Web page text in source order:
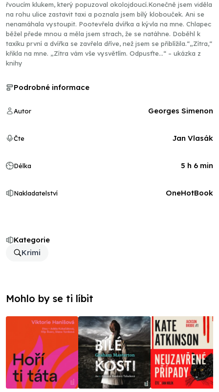
řvoucím klukem, který popuzoval okolojdoucí.Konečně jsem viděla
na rohu ulice zastavit taxi a poznala jsem bílý klobouček. Ani se
nenamáhala vystoupit. Pootevřela dvířka a kývla na mne. Chlapec
běžel přede mnou a měla jsem strach, že se natáhne. Doběhl k
taxíku první a dvířka se zavřela dříve, než jsem se přiblížila.“„Zítra,“
křikla na mne. „Zítra vám vše vysvětlím. Odpusťte…“ – ukázka z
knihy
Kategorie
Krimi
Podrobné informace
Autor Georges Simenon
Čte Jan Vlasák
Délka 5 h 6 min
Nakladatelství OneHotBook
Mohlo by se ti líbit